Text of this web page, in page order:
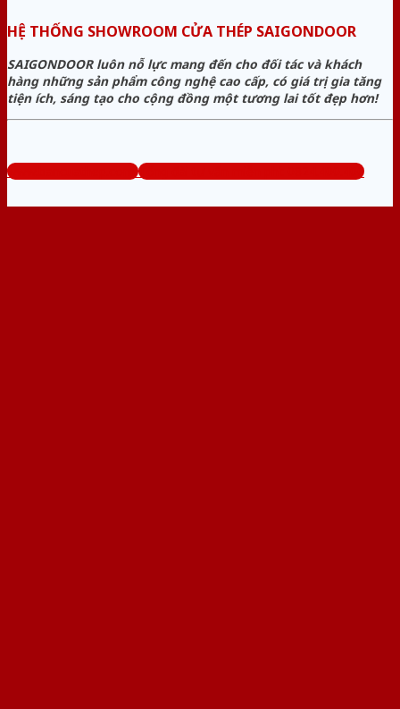
HỆ THỐNG SHOWROOM CỬA THÉP SAIGONDOOR
SAIGONDOOR luôn nỗ lực mang đến cho đối tác và khách
hàng những sản phẩm công nghệ cao cấp, có giá trị gia tăng
tiện ích, sáng tạo cho cộng đồng một tương lai tốt đẹp hơn!
www.bancuathep.com Tổng đài tư vấn miễn phí: 0824.400.400